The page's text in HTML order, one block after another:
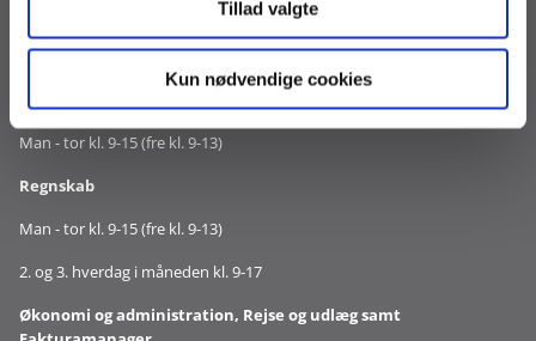
Tillad valgte
Kun nødvendige cookies
Telefontid
Man - tor kl. 9-15 (fre kl. 9-13)
Regnskab
Man - tor kl. 9-15 (fre kl. 9-13)
2. og 3. hverdag i måneden kl. 9-17
Økonomi og administration, Rejse og udlæg samt